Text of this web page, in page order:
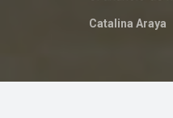
Catalina Araya